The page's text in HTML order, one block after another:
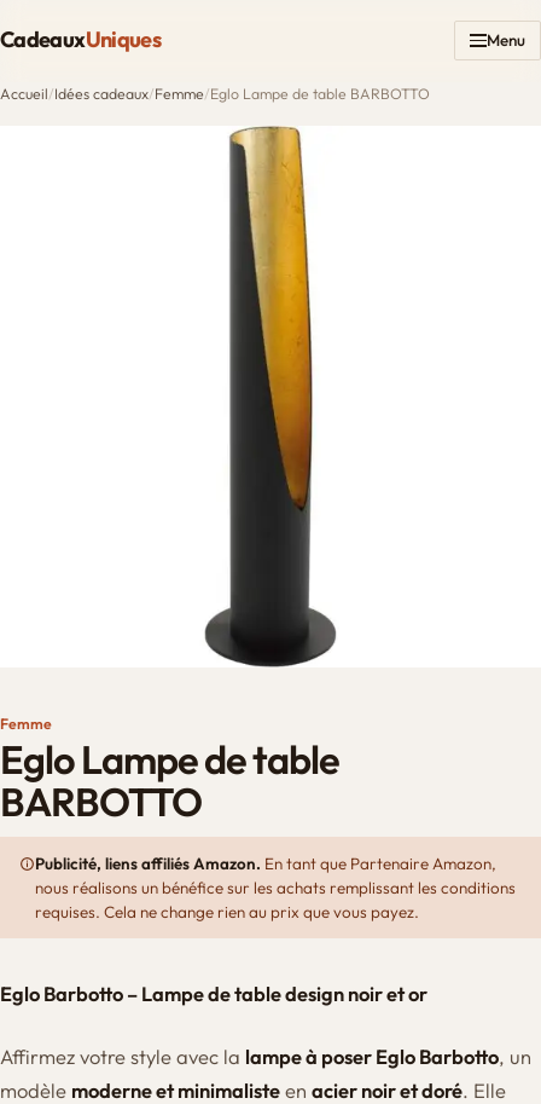
CadeauxUniques Menu
Accueil/Idées cadeaux/Femme/Eglo Lampe de table BARBOTTO
Femme
Eglo Lampe de table
BARBOTTO
Publicité, liens affiliés Amazon. En tant que Partenaire Amazon,
nous réalisons un bénéfice sur les achats remplissant les conditions
requises. Cela ne change rien au prix que vous payez.
Eglo Barbotto – Lampe de table design noir et or
Affirmez votre style avec la lampe à poser Eglo Barbotto, un
modèle moderne et minimalisteen acier noir et doré. Elle